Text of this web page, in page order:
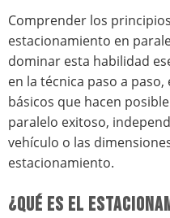
Comprender los
estacionamiento en
dominar esta habilidad
en la técnica paso a
básicos que hacen
paralelo exitoso,
vehículo o las
estacionamiento.
¿QUÉ ES EL